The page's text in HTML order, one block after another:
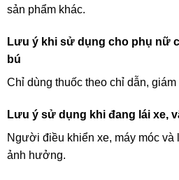
sản phẩm khác.
Lưu ý khi sử dụng cho phụ nữ
bú
Chỉ dùng thuốc theo chỉ dẫn,
Lưu ý sử dụng khi đang lái xe,
Người điều khiển xe, máy móc và
ảnh hưởng.